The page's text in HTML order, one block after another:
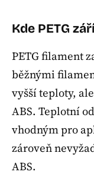
Kde PETG
PETG filament
běžnými
vyšší teploty,
ABS. Teplotní
vhodným pro
zároveň
ABS.